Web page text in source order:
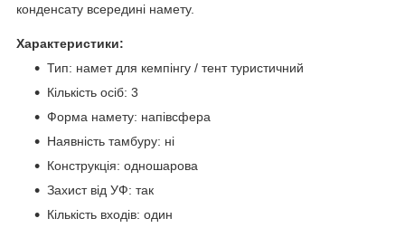
конденсату всередині намету.
Характеристики:
Тип: намет для кемпінгу / тент туристичний
Кількість осіб: 3
Форма намету: напівсфера
Наявність тамбуру: ні
Конструкція: одношарова
Захист від УФ: так
Кількість входів: один